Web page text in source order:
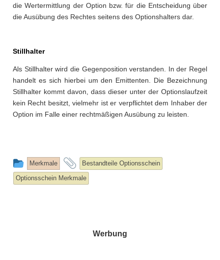
die Wertermittlung der Option bzw. für die Entscheidung über
die Ausübung des Rechtes seitens des Optionshalters dar.
Stillhalter
Als Stillhalter wird die Gegenposition verstanden. In der Regel
handelt es sich hierbei um den Emittenten. Die Bezeichnung
Stillhalter kommt davon, dass dieser unter der Optionslaufzeit
kein Recht besitzt, vielmehr ist er verpflichtet dem Inhaber der
Option im Falle einer rechtmäßigen Ausübung zu leisten.
This
entry
was
Merkmale
and
tagged
Bestandteile Optionsschein
Optionsschein Merkmale
Werbung